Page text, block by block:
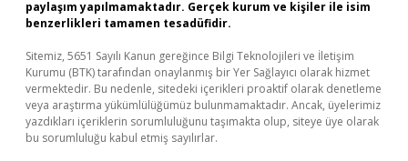
paylaşım yapılmamaktadır. Gerçek kurum ve kişiler ile isim
benzerlikleri tamamen tesadüfidir.
Sitemiz, 5651 Sayılı Kanun gereğince Bilgi Teknolojileri ve İletişim
Kurumu (BTK) tarafından onaylanmış bir Yer Sağlayıcı olarak hizmet
vermektedir. Bu nedenle, sitedeki içerikleri proaktif olarak denetleme
veya araştırma yükümlülüğümüz bulunmamaktadır. Ancak, üyelerimiz
yazdıkları içeriklerin sorumluluğunu taşımakta olup, siteye üye olarak
bu sorumluluğu kabul etmiş sayılırlar.